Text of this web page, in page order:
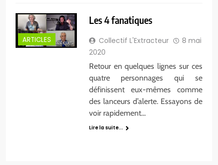
ARTICLES
Les 4 fanatiques
Collectif L'Extracteur
8 mai
2020
Retour en quelques lignes sur ces
quatre personnages qui se
définissent eux-mêmes comme
des lanceurs d’alerte. Essayons de
voir rapidement…
Lire la suite...